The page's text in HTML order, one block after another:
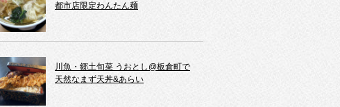
都市店限定わんたん麺
川魚・郷土旬菜 うおとし@板倉町で
天然なまず天丼&あらい